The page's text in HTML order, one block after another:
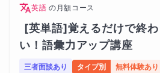
英語 の 月額コース
[英単語]覚えるだけで終
い！語彙力アップ講座
三者面談あり タイプ別 無料体験あり